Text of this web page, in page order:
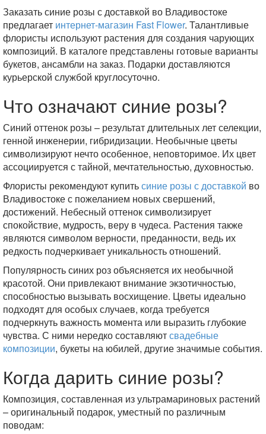
Заказать синие розы с доставкой во Владивостоке
предлагает интернет-магазин Fast Flower. Талантливые
флористы используют растения для создания чарующих
композиций. В каталоге представлены готовые варианты
букетов, ансамбли на заказ. Подарки доставляются
курьерской службой круглосуточно.
Что означают синие розы?
Синий оттенок розы – результат длительных лет селекции,
генной инженерии, гибридизации. Необычные цветы
символизируют нечто особенное, неповторимое. Их цвет
ассоциируется с тайной, мечтательностью, духовностью.
Флористы рекомендуют купитьсиние розы с доставкой во
Владивостоке с пожеланием новых свершений,
достижений. Небесный оттенок символизирует
спокойствие, мудрость, веру в чудеса. Растения также
являются символом верности, преданности, ведь их
редкость подчеркивает уникальность отношений.
Популярность синих роз объясняется их необычной
красотой. Они привлекают внимание экзотичностью,
способностью вызывать восхищение. Цветы идеально
подходят для особых случаев, когда требуется
подчеркнуть важность момента или выразить глубокие
чувства. С ними нередко составляютсвадебные
композиции, букеты на юбилей, другие значимые события.
Когда дарить синие розы?
Композиция, составленная из ультрамариновых растений
– оригинальный подарок, уместный по различным
поводам: